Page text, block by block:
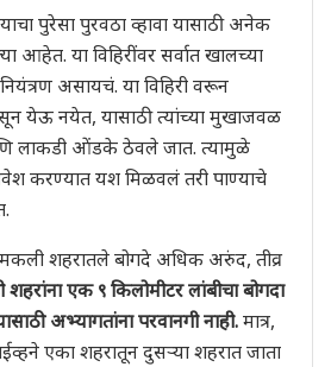
पुरेसा पुरवठा व्हावा यासाठी अनेक
आहेत. या विहिरींवर सर्वात खालच्या
असायचं. या विहिरी वरून
येऊ नयेत, यासाठी त्यांच्या मुखाजवळ
लाकडी ओंडके ठेवले जात. त्यामुळे
करण्यात यश मिळवलं तरी पाण्याचे
शहरातले बोगदे अधिक अरुंद, तीव्र
शहरांना एक ९ किलोमीटर लांबीचा बोगदा
अभ्यागतांना परवानगी नाही.मात्र,
एका शहरातून दुसऱ्या शहरात जाता